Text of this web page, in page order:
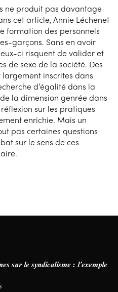
ne produit pas davantage
cet article, Annie Léchenet
formation des personnels
garçons. Sans en avoir
ci risquent de valider et
de sexe de la société. Des
inscrites dans
d’égalité dans la
la dimension genrée dans
sur les pratiques
enrichie. Mais un
pas certaines questions
sur le sens de ces
sur le syndicalisme : l’exemple